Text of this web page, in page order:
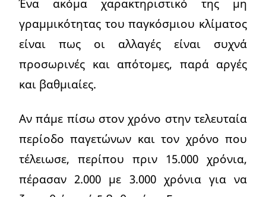
Ένα ακόμα χαρακτηριστικό της μη
γραμμικότητας του παγκόσμιου κλίματος
είναι πως οι αλλαγές είναι συχνά
προσωρινές και απότομες, παρά αργές
και βαθμιαίες.
Αν πάμε πίσω στον χρόνο στην τελευταία
περίοδο παγετώνων και τον χρόνο που
τέλειωσε, περίπου πριν 15.000 χρόνια,
πέρασαν 2.000 με 3.000 χρόνια για να